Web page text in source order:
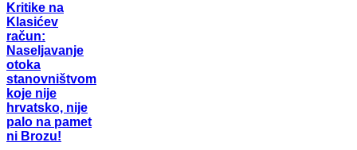
Kritike na
Klasićev
račun:
Naseljavanje
otoka
stanovništvom
koje nije
hrvatsko, nije
palo na pamet
ni Brozu!